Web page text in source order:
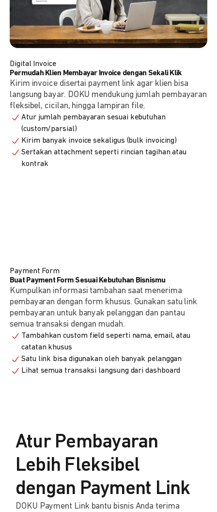
Digital Invoice
Permudah Klien Membayar Invoice dengan Sekali Klik
Kirim invoice disertai payment link agar klien bisa
langsung bayar. DOKU mendukung jumlah pembayaran
fleksibel, cicilan, hingga lampiran file.
Atur jumlah pembayaran sesuai kebutuhan
(custom/parsial)
Kirim banyak invoice sekaligus (bulk invoicing)
Sertakan attachment seperti rincian tagihan atau
kontrak
Payment Form
Buat Payment Form Sesuai Kebutuhan Bisnismu
Kumpulkan informasi tambahan saat menerima
pembayaran dengan form khusus. Gunakan satu link
pembayaran untuk banyak pelanggan dan pantau
semua transaksi dengan mudah.
Tambahkan custom field seperti nama, email, atau
catatan khusus
Satu link bisa digunakan oleh banyak pelanggan
Lihat semua transaksi langsung dari dashboard
Atur Pembayaran
Lebih Fleksibel
dengan Payment Link
DOKU Payment Link bantu bisnis Anda terima